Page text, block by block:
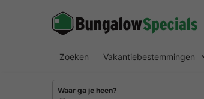
Zoeken Vakantiebestemmingen
Waar ga je heen?